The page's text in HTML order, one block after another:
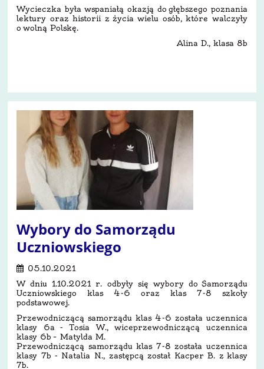
Wycieczka była wspaniałą okazją do głębszego poznania
lektury oraz historii z życia wielu osób, które walczyły
o wolną Polskę.
Alina D., klasa 8b
Wybory do Samorządu
Uczniowskiego
05.10.2021
W dniu 1.10.2021 r. odbyły się wybory do Samorządu
Uczniowskiego klas 4-6 oraz klas 7-8 szkoły
podstawowej.
Przewodniczącą samorządu klas 4-6 została uczennica
klasy 6a - Tosia W., wiceprzewodniczącą uczennica
klasy 6b – Matylda M.
Przewodniczącą samorządu klas 7-8 została uczennica
klasy 7b - Natalia N., zastępcą został Kacper B. z klasy
7b.